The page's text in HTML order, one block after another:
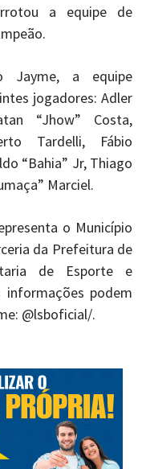
a equipe de
Jayme, a equipe
jogadores: Adler
“Jhow” Costa,
Tardelli, Fábio
“Bahia” Jr, Thiago
Marciel.
o Município
da Prefeitura de
de Esporte e
informações podem
@lsboficial/.